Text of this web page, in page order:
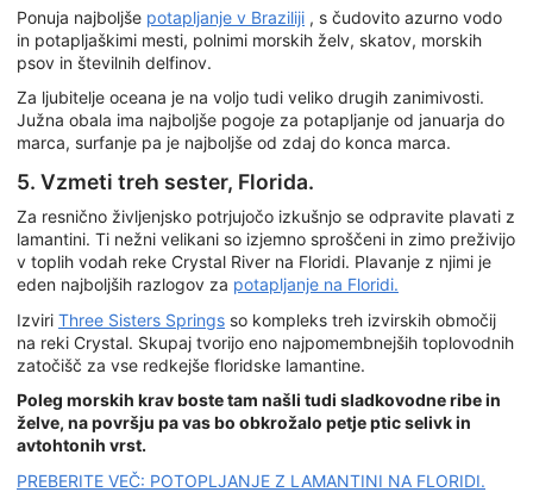
Ponuja najboljše potapljanje v Braziliji , s čudovito azurno vodo
in potapljaškimi mesti, polnimi morskih želv, skatov, morskih
psov in številnih delfinov.
Za ljubitelje oceana je na voljo tudi veliko drugih zanimivosti.
Južna obala ima najboljše pogoje za potapljanje od januarja do
marca, surfanje pa je najboljše od zdaj do konca marca.
5. Vzmeti treh sester, Florida.
Za resnično življenjsko potrjujočo izkušnjo se odpravite plavati z
lamantini. Ti nežni velikani so izjemno sproščeni in zimo preživijo
v toplih vodah reke Crystal River na Floridi. Plavanje z njimi je
eden najboljših razlogov za potapljanje na Floridi.
Izviri Three Sisters Springs so kompleks treh izvirskih območij
na reki Crystal. Skupaj tvorijo eno najpomembnejših toplovodnih
zatočišč za vse redkejše floridske lamantine.
Poleg morskih krav boste tam našli tudi sladkovodne ribe in
želve, na površju pa vas bo obkrožalo petje ptic selivk in
avtohtonih vrst.
PREBERITE VEČ: POTOPLJANJE Z LAMANTINI NA FLORIDI.